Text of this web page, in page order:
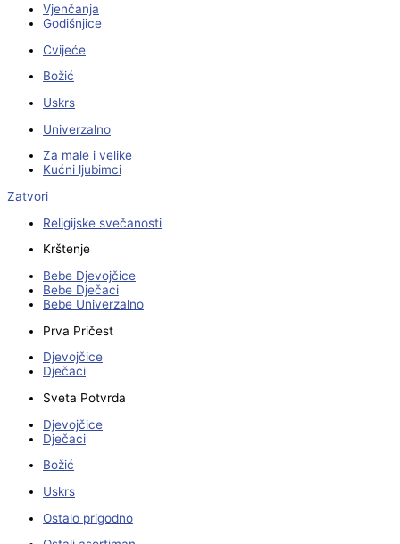
Vjenčanja
Godišnjice
Cvijeće
Božić
Uskrs
Univerzalno
Za male i velike
Kućni ljubimci
Zatvori
Religijske svečanosti
Krštenje
Bebe Djevojčice
Bebe Dječaci
Bebe Univerzalno
Prva Pričest
Djevojčice
Dječaci
Sveta Potvrda
Djevojčice
Dječaci
Božić
Uskrs
Ostalo prigodno